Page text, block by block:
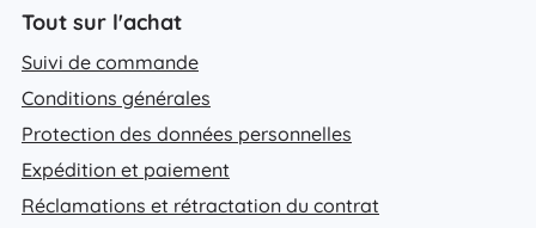
Tout sur l'achat
Suivi de commande
Conditions générales
Protection des données personnelles
Expédition et paiement
Réclamations et rétractation du contrat